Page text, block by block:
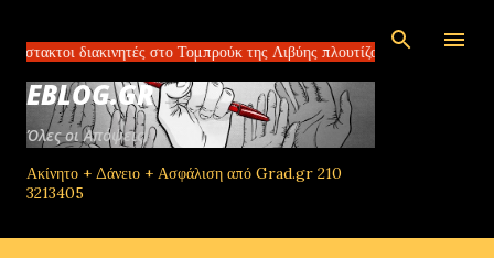
στο Τομπρούκ της Λιβύης πλουτίζουν πουλώντας
EBLOG.GR
Όλες οι Απόψεις!
Ακίνητο + Δάνειο + Ασφάλιση από Grad.gr 210
3213405